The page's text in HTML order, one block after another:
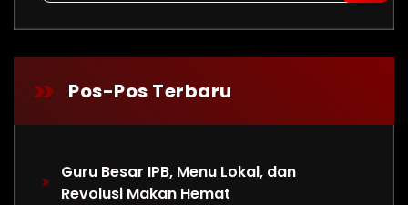
Pos-Pos Terbaru
Guru Besar IPB, Menu Lokal, dan
Revolusi Makan Hemat